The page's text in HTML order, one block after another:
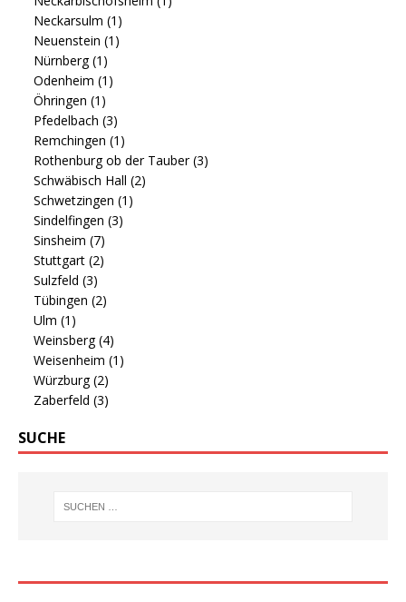
Neckarsulm (1)
Neuenstein (1)
Nürnberg(1)
Odenheim (1)
Öhringen (1)
Pfedelbach (3)
Remchingen (1)
Rothenburg ob der Tauber(3)
Schwäbisch Hall (2)
Schwetzingen (1)
Sindelfingen (3)
Sinsheim (7)
Stuttgart (2)
Sulzfeld (3)
Tübingen (2)
Ulm (1)
Weinsberg(4)
Weisenheim (1)
Würzburg(2)
Zaberfeld (3)
SUCHE